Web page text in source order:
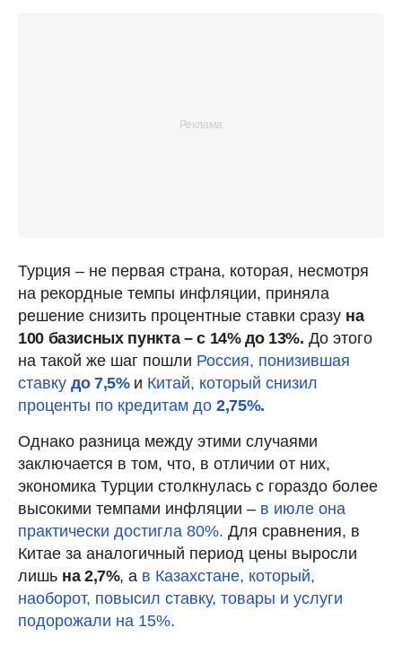
Турция – не первая страна, которая, несмотря
на рекордные темпы инфляции, приняла
решение снизить процентные ставки сразу на
100 базисных пункта – с 14% до 13%. До этого
на такой же шаг пошли Россия, понизившая
ставку до 7,5%и Китай, который снизил
проценты по кредитам до 2,75%.
Однако разница между этими случаями
заключается в том, что, в отличии от них,
экономика Турции столкнулась с гораздо более
высокими темпами инфляции – в июле она
практически достигла 80%. Для сравнения, в
Китае за аналогичный период цены выросли
лишь на 2,7%, а в Казахстане, который,
наоборот, повысил ставку, товары и услуги
подорожали на 15%.